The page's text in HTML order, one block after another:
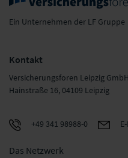
Ein Unternehmen der LF Gruppe
Kontakt
Versicherungsforen Leipzig GmbH
Hainstraße 16, 04109 Leipzig
+49 341 98988-0
Das Netzwerk